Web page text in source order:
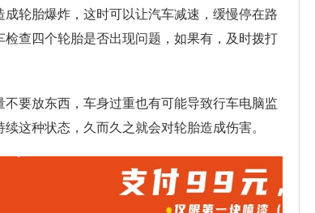
轮胎爆炸，这时可以让汽车减速，缓慢停在路
查四个轮胎是否出现问题，如果有，及时拨打
要放东西，车身过重也有可能导致行车电脑监
这种状态，久而久之就会对轮胎造成伤害。